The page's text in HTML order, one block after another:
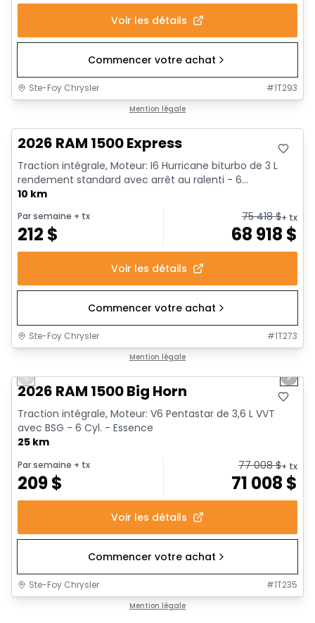
Voir les détails
Commencer votre achat
Ste-Foy Chrysler #1T293
Mention légale
2026 RAM 1500 Express
Traction intégrale, Moteur: I6 Hurricane biturbo de 3 L
rendement standard avec arrêt au ralenti - 6...
10 km
Par semaine + tx
212 $
75 418$+ tx
68 918 $
Voir les détails
Commencer votre achat
Ste-Foy Chrysler #1T273
Mention légale
Previous slide Next
2026 RAM 1500 Big Horn
Traction intégrale, Moteur: V6 Pentastar de 3,6 L VVT
avec BSG - 6 Cyl. - Essence
25 km
Par semaine + tx
209$
77 008$+ tx
71 008 $
Voir les détails
Commencer votre achat
Ste-Foy Chrysler #1T235
Mention légale